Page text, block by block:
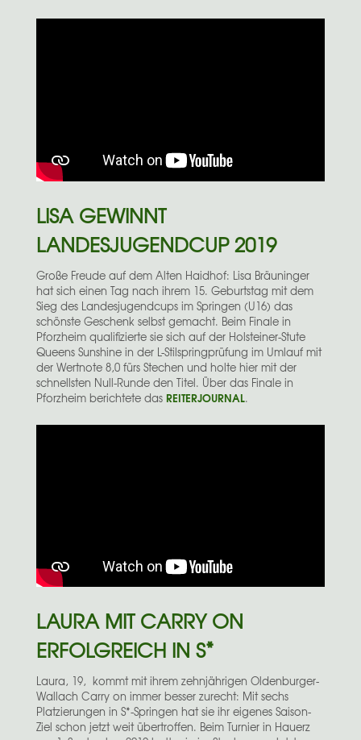
LISA GEWINNT
LANDESJUGENDCUP 2019
Große Freude auf dem Alten Haidhof: Lisa Bräuninger
hat sich einen Tag nach ihrem 15. Geburtstag mit dem
Sieg des Landesjugendcups im Springen (U16) das
schönste Geschenk selbst gemacht. Beim Finale in
Pforzheim qualifizierte sie sich auf der Holsteiner-Stute
Queens Sunshine in der L-Stilspringprüfung im Umlauf mit
der Wertnote 8,0 fürs Stechen und holte hier mit der
schnellsten Null-Runde den Titel. Über das Finale in
Pforzheim berichtete das REITERJOURNAL.
LAURA MIT CARRY ON
ERFOLGREICH IN S*
Laura, 19, kommt mit ihrem zehnjährigen Oldenburger-
Wallach Carry on immer besser zurecht: Mit sechs
Platzierungen in S*-Springen hat sie ihr eigenes Saison-
Ziel schon jetzt weit übertroffen. Beim Turnier in Hauerz